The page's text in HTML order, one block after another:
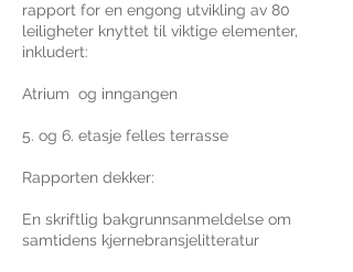
rapport for en engong utvikling av 80
leiligheter knyttet til viktige elementer,
inkludert:
Atrium og inngangen
5. og 6. etasje felles terrasse
Rapporten dekker:
En skriftlig bakgrunnsanmeldelse om
samtidens kjernebransjelitteratur